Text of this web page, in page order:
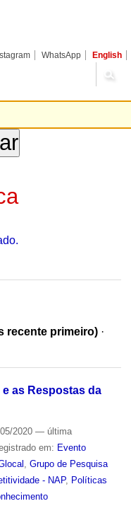
WhatsApp English
recente primeiro) ·
as Respostas da
2020 — última
em: Evento
Grupo de Pesquisa
- NAP, Políticas